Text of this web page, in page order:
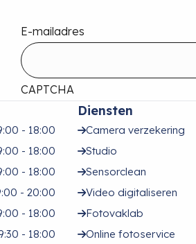
E-mailadres
CAPTCHA
- 18:00
- 18:00
- 18:00
- 20:00
- 18:00
- 18:00
Diensten
Camera verzekering
Studio
Sensorclean
Video digitaliseren
Fotovaklab
Online fotoservice